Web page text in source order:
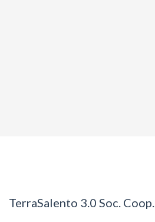
TerraSalento 3.0 Soc. Coop.